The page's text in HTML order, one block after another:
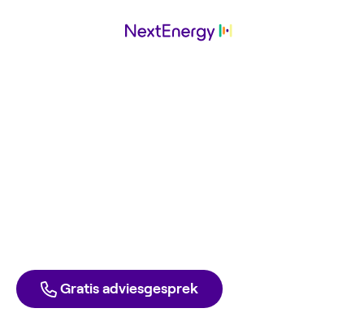
Gratis adviesgesprek